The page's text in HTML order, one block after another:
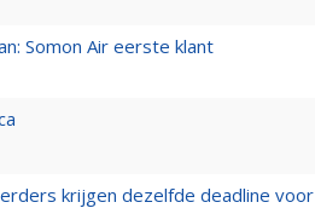
Somon Air eerste klant
krijgen dezelfde deadline voor